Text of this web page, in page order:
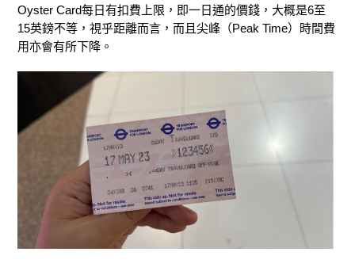
Oyster Card每日有扣費上限，即一日通的價錢，大概是6至
15英鎊不等，視乎距離而言，而且尖峰（Peak Time）時間費
用亦會有所下降。